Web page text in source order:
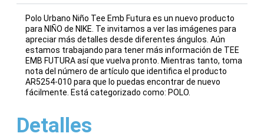
Polo Urbano Niño Tee Emb Futura es un nuevo producto
para NIÑO de NIKE. Te invitamos a ver las imágenes para
apreciar más detalles desde diferentes ángulos. Aún
estamos trabajando para tener más información de TEE
EMB FUTURA así que vuelva pronto. Mientras tanto, toma
nota del número de artículo que identifica el producto
AR5254-010 para que lo puedas encontrar de nuevo
fácilmente. Está categorizado como: POLO.
Detalles